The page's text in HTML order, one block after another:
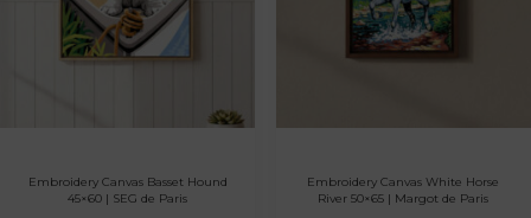
Embroidery Canvas Basset Hound
45×60 | SEG de Paris
Embroidery Canvas White Horse
River 50×65 | Margot de Paris